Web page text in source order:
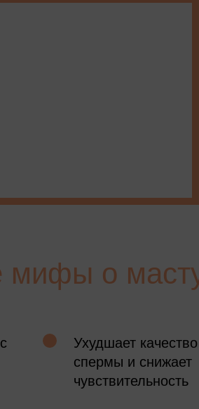
мифы о
Ухудшает качество
спермы и снижает
чувствительность